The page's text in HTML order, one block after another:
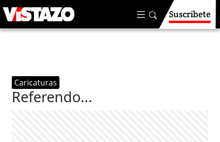
Suscríbete
Caricaturas
Referendo...